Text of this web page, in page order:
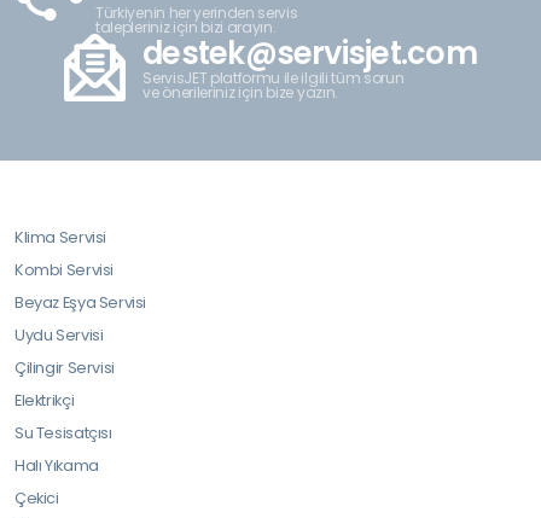
Türkiyenin her yerinden servis
talepleriniz için bizi arayın.
destek@servisjet.com
ServisJET platformu ile ilgili tüm sorun
ve önerileriniz için bize yazın.
Klima Servisi
Kombi Servisi
Beyaz Eşya Servisi
Uydu Servisi
Çilingir Servisi
Elektrikçi
Su Tesisatçısı
Halı Yıkama
Çekici